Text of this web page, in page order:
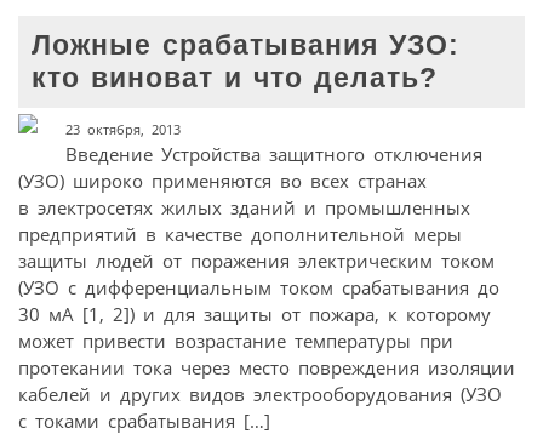
Ложные срабатывания УЗО:
кто виноват и что делать?
23 октября, 2013
Введение Устройства защитного отключения
(УЗО) широко применяются во всех странах
в электросетях жилых зданий и промышленных
предприятий в качестве дополнительной меры
защиты людей от поражения электрическим током
(УЗО с дифференциальным током срабатывания до
30 мА [1, 2]) и для защиты от пожара, к которому
может привести возрастание температуры при
протекании тока через место повреждения изоляции
кабелей и других видов электрооборудования (УЗО
с токами срабатывания […]